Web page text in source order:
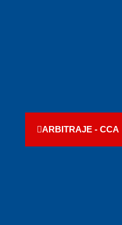
ARBITRAJE - CCA